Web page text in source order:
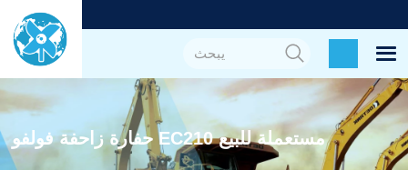
حفارة زاحفة فولفو EC210 مستعملة للبيع